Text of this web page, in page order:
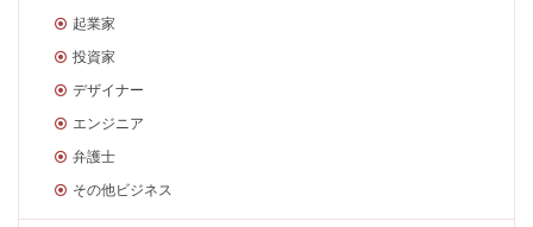
起業家
投資家
デザイナー
エンジニア
弁護士
その他ビジネス